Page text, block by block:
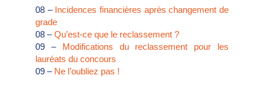
08 – Incidences financières après changement de
grade
08 –Qu’est-ce que le reclassement ?
09 – Modifications du reclassement pour les
lauréats du concours
09 – Ne l’oubliez pas !